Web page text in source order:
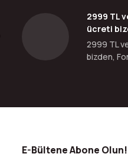
2999 TL
ücreti
2999 TL
bizden,
E-Bültene Abone Olun!